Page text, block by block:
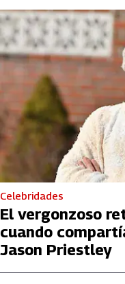
Celebridades
El vergonzoso
cuando
Jason Priestley